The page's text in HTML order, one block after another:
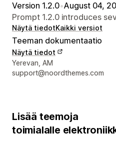
Version 1.2.0•August 04,
Prompt 1.2.0 introduces
Näytä tiedotKaikki versiot
Teeman dokumentaatio
Näytä tiedot
Suunnittelijan yhteystiedot
Yerevan, AM
support@noordthemes.com
Lisää teemoja
toimialalle